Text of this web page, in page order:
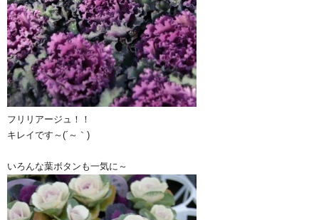
フリリアージュ！！
キレイです～(´～｀)
いろんな葉ボタンも一気に～